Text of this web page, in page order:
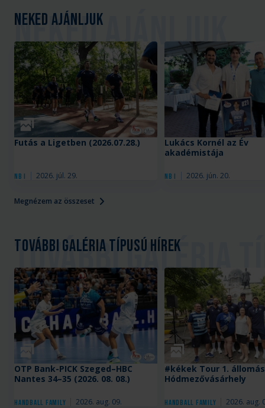
Neked ajánljuk
Megnézem az összeset
Galéria
NB I 2026. júl. 29.
Futás a Ligetben (2026.07.28.)
NB I 2026. jún. 20.
Lukács Kornél az Év
akadémistája
További galéria típusú hírek
Galéria
Handball Family 2026. aug. 09.
OTP Bank-PICK Szeged–HBC
Nantes 34–35 (2026. 08. 08.)
Galéria
Handball Family 2026. aug.
#kékek Tour 1.
Hódmezővásárhely